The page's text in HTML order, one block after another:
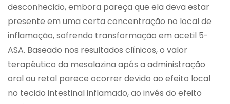
desconhecido, embora pareça que ela deva estar
presente em uma certa concentração no local de
inflamação, sofrendo transformação em acetil 5-
ASA. Baseado nos resultados clínicos, o valor
terapêutico da mesalazina após a administração
oral ou retal parece ocorrer devido ao efeito local
no tecido intestinal inflamado, ao invés do efeito